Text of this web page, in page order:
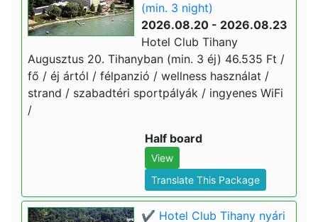
(min. 3 night)
2026.08.20 - 2026.08.23
Hotel Club Tihany
Augusztus 20. Tihanyban (min. 3 éj) 46.535 Ft /
fő / éj ártól / félpanzió / wellness használat /
strand / szabadtéri sportpályák / ingyenes WiFi
/
Half board
View
Translate This Package
✔️ Hotel Club Tihany nyári